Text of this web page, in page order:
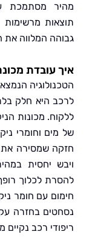
מסתמכת על
מרשימות
המלווה את הלקוח
מכונת ניקוי
הנמצאת בבסיס
היא חלק בלתי נפרד
מכונות הניקוי
וחומרי ניקוי אל
שמסירה את הלכלוך
יחסית במהירות.
לכלוך רופף ושמן
עם חומר ניקוי
בחזרה עקב
רכב נקיים מאין